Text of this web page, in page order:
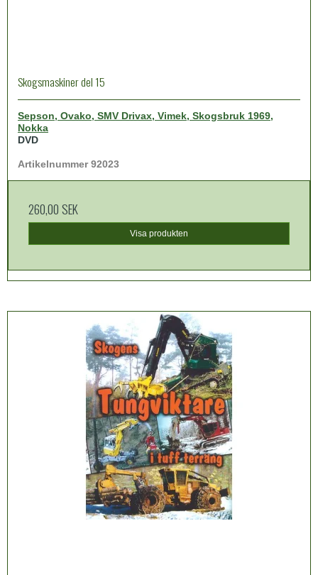
Skogsmaskiner del 15
Sepson, Ovako, SMV Drivax, Vimek, Skogsbruk 1969,
Nokka
DVD
Artikelnummer 92023
260,00 SEK
Visa produkten